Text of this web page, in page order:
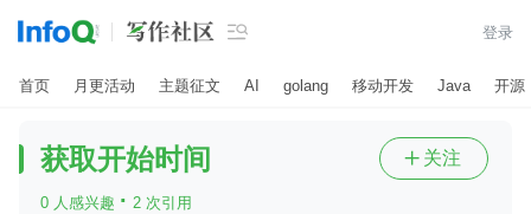
 登录
首页 月更活动 主题征文 AI golang 移动开发 Java 开源
获取开始时间
0 人感兴趣 · 2 次引用
 关注